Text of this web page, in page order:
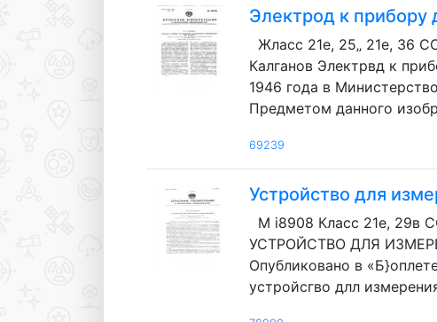
Электрод к прибору
Жласс 21е, 25„ 21е,
Калганов Электрвд к
1946 года в
Предметом данного
69239
Устройство для
М i8908 Класс 21е,
УСТРОЙСТВО ДЛЯ
Опубликовано в
устройсгво длл